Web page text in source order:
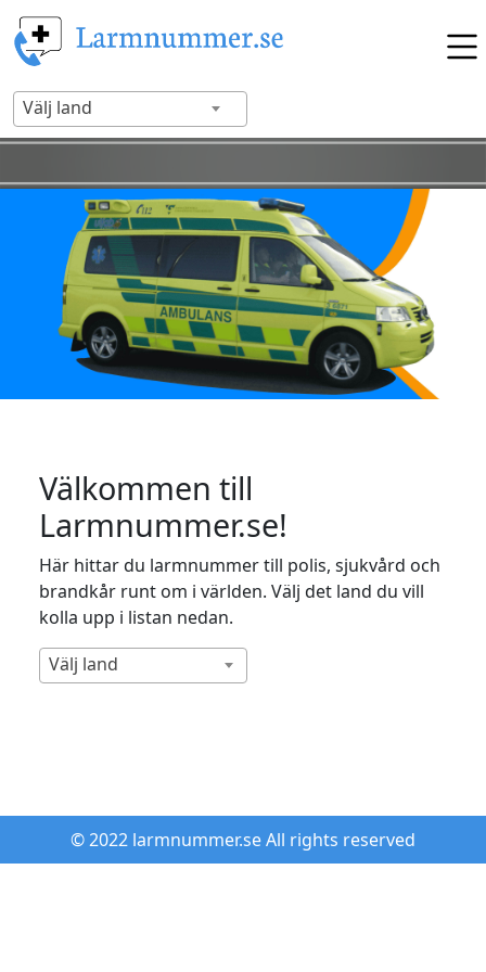
Välj land
Välkommen till
Larmnummer.se!
Här hittar du larmnummer till polis, sjukvård och
brandkår runt om i världen. Välj det land du vill
kolla upp i listan nedan.
Välj land
© 2022 larmnummer.se All rights reserved